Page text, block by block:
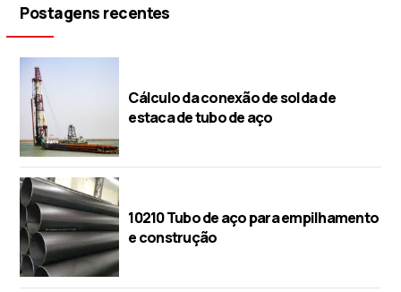
Postagens recentes
Cálculo da conexão de solda de
estaca de tubo de aço
10210 Tubo de aço para empilhamento
e construção